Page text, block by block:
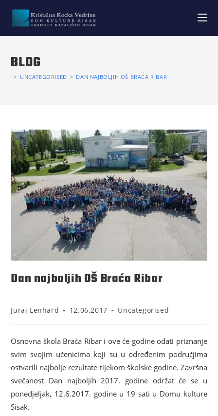
BLOG
> UNCATEGORISED > DAN NAJBOLJIH OŠ BRAĆA RIBAR
Dan najboljih OŠ Braća Ribar
Juraj Lenhard 12.06.2017 Uncategorised
Osnovna škola Braća Ribar i ove će godine odati priznanje
svim svojim učenicima koji su u određenim područjima
ostvarili najbolje rezultate tijekom školske godine. Završna
svečanost Dan najboljih 2017. godine održat će se u
ponedjeljak, 12.6.2017. godine u 19 sati u Domu kulture
Sisak.